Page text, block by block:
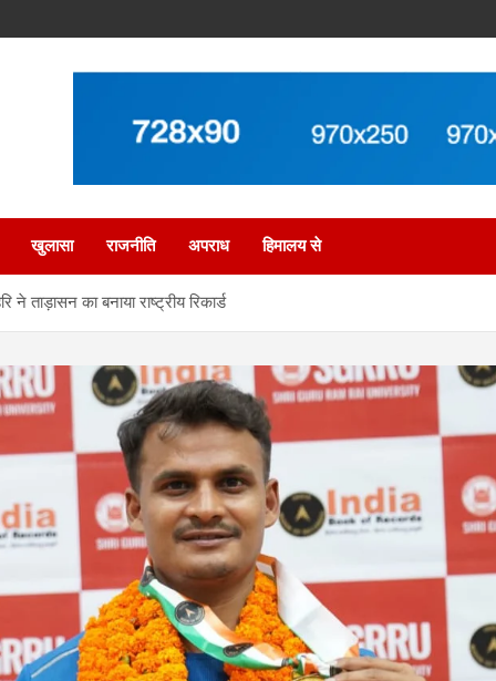
खुलासा राजनीति अपराध हिमालय से
ताड़ासन का बनाया राष्ट्रीय रिकार्ड